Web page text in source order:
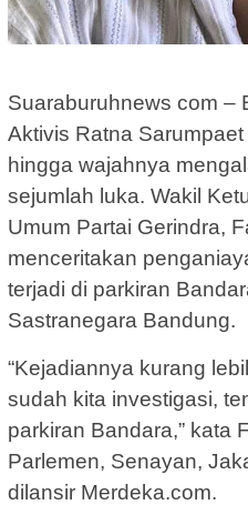
Suaraburuhnews com –
Aktivis Ratna
hingga wajahnya
sejumlah luka. Wakil
Umum Partai Gerindra,
menceritakan
terjadi di parkiran
Sastranegara Bandung.
“Kejadiannya kurang
sudah kita investigasi,
parkiran Bandara,” kata
Parlemen, Senayan,
dilansir Merdeka.com.